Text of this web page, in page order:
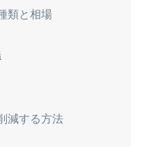
類と相場
減する方法